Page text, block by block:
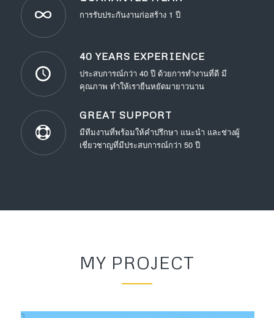
การรับประกันงานก่อสร้าง 1 ปี
40 YEARS EXPERIENCE
ประสบการณ์กว่า 40 ปี ด้วยการทำงานที่ดี มี
คุณภาพ ทำให้เรายืนหยัดมายาวนาน
GREAT SUPPORT
มีทีมงานที่พร้อมให้คำปรึกษา แนะนำ และช่างผู้
เชี่ยวชาญที่มีประสบการณ์กว่า 50 ปี
MY PROJECT